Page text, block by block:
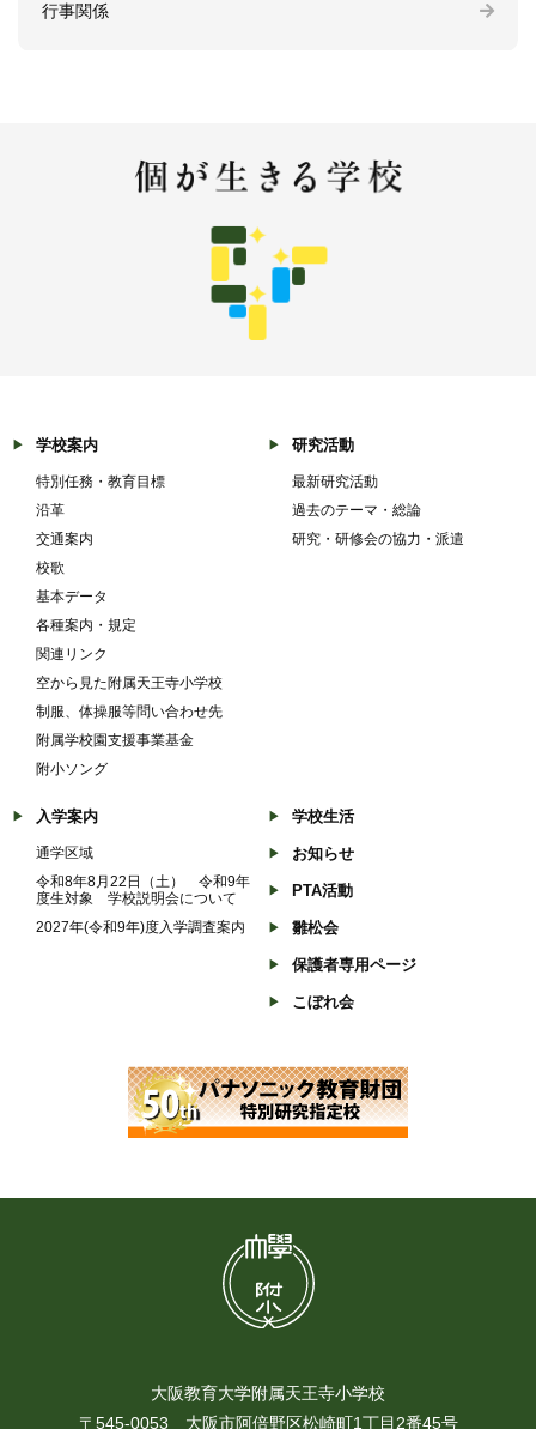
行事関係
学校案内
特別任務・教育目標
沿革
交通案内
校歌
基本データ
各種案内・規定
関連リンク
空から見た附属天王寺小学校
制服、体操服等問い合わせ先
附属学校園支援事業基金
附小ソング
研究活動
最新研究活動
過去のテーマ・総論
研究・研修会の協力・派遣
入学案内
通学区域
令和8年8月22日（土） 令和9年
度生対象 学校説明会について
2027年(令和9年)度入学調査案内
学校生活
お知らせ
PTA活動
雛松会
保護者専用ページ
こぼれ会
大阪教育大学附属天王寺小学校
〒545-0053 大阪市阿倍野区松崎町1丁目2番45号